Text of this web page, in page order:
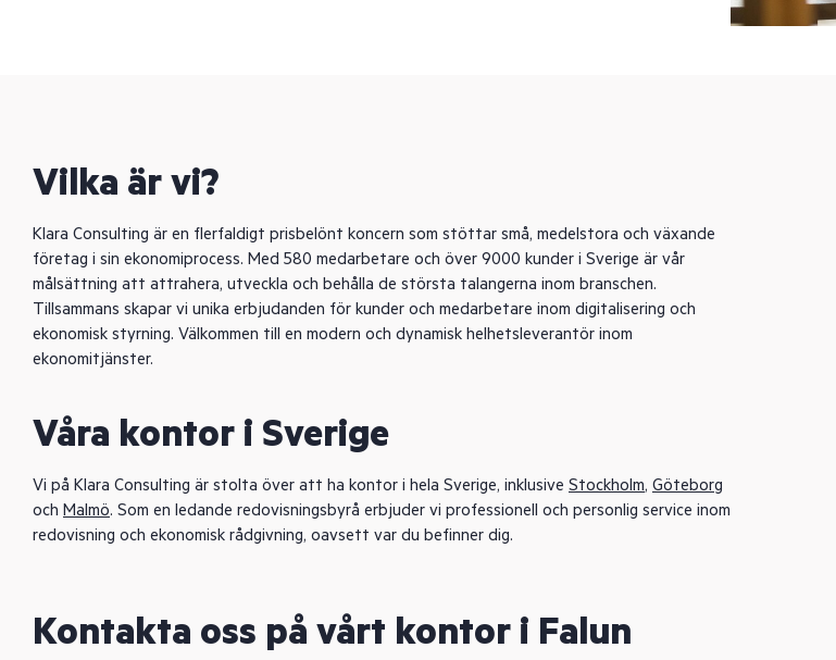
Vilka är vi?
Klara Consulting är en flerfaldigt prisbelönt koncern som stöttar små, medelstora och växande
företag i sin ekonomiprocess. Med 580 medarbetare och över 9000 kunder i Sverige är vår
målsättning att attrahera, utveckla och behålla de största talangerna inom branschen.
Tillsammans skapar vi unika erbjudanden för kunder och medarbetare inom digitalisering och
ekonomisk styrning. Välkommen till en modern och dynamisk helhetsleverantör inom
ekonomitjänster.
Våra kontor i Sverige
Vi på Klara Consulting är stolta över att ha kontor i hela Sverige, inklusive Stockholm, Göteborg
och Malmö. Som en ledande redovisningsbyrå erbjuder vi professionell och personlig service inom
redovisning och ekonomisk rådgivning, oavsett var du befinner dig.
Kontakta oss på vårt kontor i Falun